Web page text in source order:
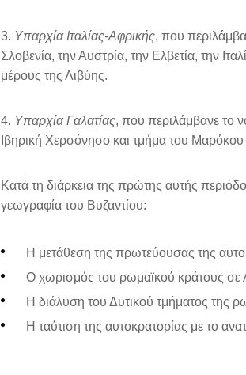
3. Υπαρχία Ιταλίας-Αφρικής, που
Σλοβενία, την Αυστρία, την Ελβετία, την
μέρους της Λιβύης.
4. Υπαρχία Γαλατίας, που περιλάμβανε το
Ιβηρική Χερσόνησο και τμήμα του
Κατά τη διάρκεια της πρώτης αυτής
γεωγραφία του Βυζαντίου:
Η μετάθεση της πρωτεύουσας της
Ο χωρισμός του ρωμαϊκού κράτους σε
Η διάλυση του Δυτικού τμήματος της
Η ταύτιση της αυτοκρατορίας με το